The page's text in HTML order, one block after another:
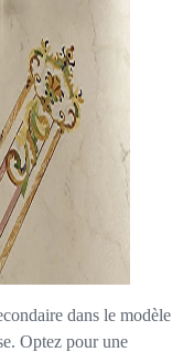
dans le modèle
Optez pour une